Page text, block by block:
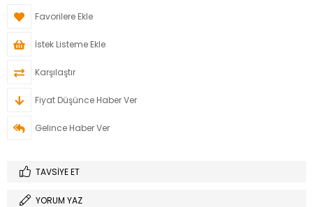
Favorilere Ekle
İstek Listeme Ekle
Karşılaştır
Fiyat Düşünce Haber Ver
Gelince Haber Ver
TAVSIYE ET
YORUM YAZ